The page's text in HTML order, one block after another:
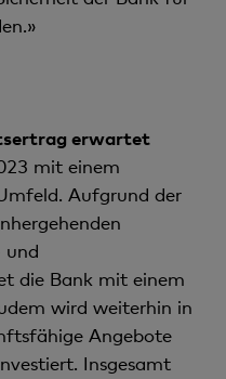
erwartet
mit einem
Aufgrund der
und
die Bank mit einem
wird weiterhin in
Angebote
Insgesamt